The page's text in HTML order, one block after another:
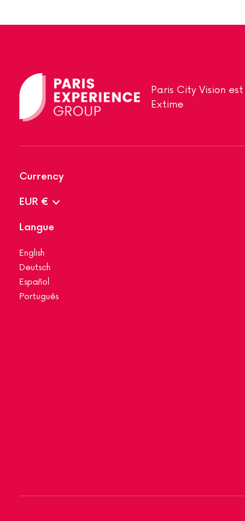
Paris City Vision
Extime
Currency
EUR €
Langue
English
Deutsch
Español
Português